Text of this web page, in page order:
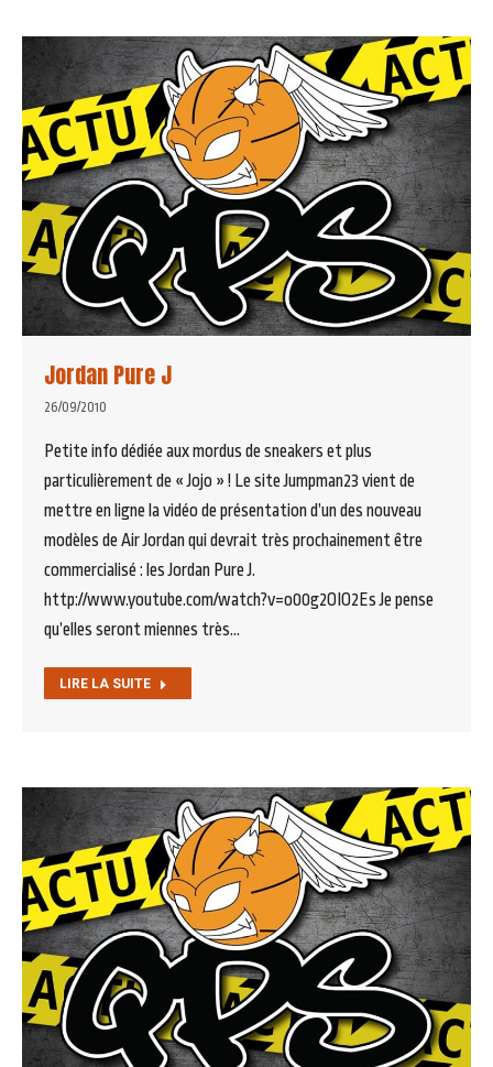
Jordan Pure J
26/09/2010
Petite info dédiée aux mordus de sneakers et plus
particulièrement de « Jojo » ! Le site Jumpman23 vient de
mettre en ligne la vidéo de présentation d’un des nouveau
modèles de Air Jordan qui devrait très prochainement être
commercialisé : les Jordan Pure J.
http://www.youtube.com/watch?v=o00g2OIO2Es Je pense
qu’elles seront miennes très…
LIRE LA SUITE